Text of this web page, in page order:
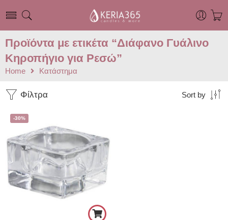
Προϊόντα με ετικέτα “Διάφανο Γυάλινο
Κηροπήγιο για Ρεσώ”
Home Κατάστημα
Φίλτρα Sort by
-30%